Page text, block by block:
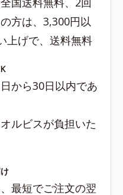
方は、3,300円以
上げで、送料無料
から30日以内であ
ルビスが負担いた
最短でご注文の翌